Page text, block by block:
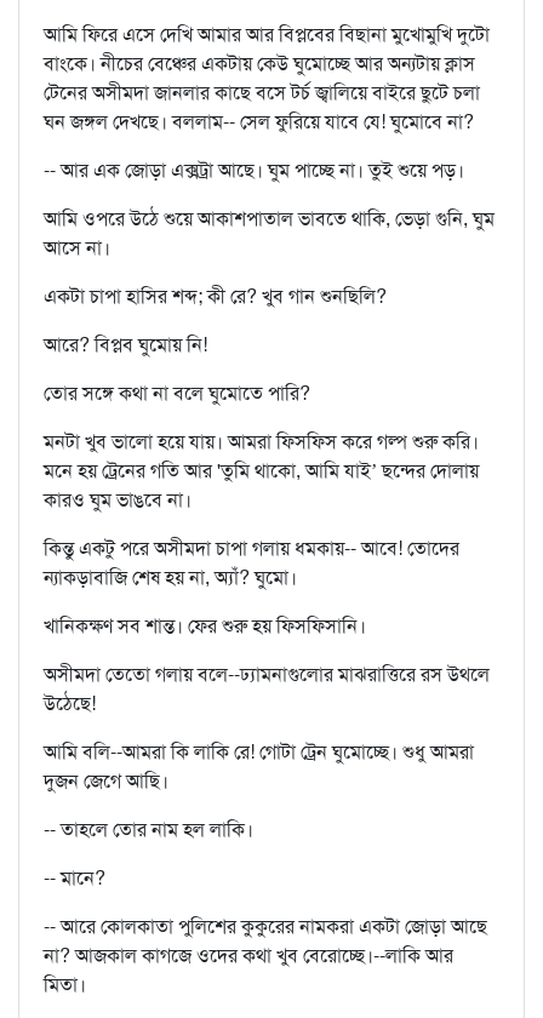
আমি ফিরে এসে দেখি আমার আর বিপ্লবের বিছানা মুখোমুখি দুটো
বাংকে। নীচের বেঞ্চের একটায় কেউ ঘুমোচ্ছে আর অন্যটায় ক্লাস
টেনের অসীমদা জানলার কাছে বসে টর্চ জ্বালিয়ে বাইরে ছুটে চলা
ঘন জঙ্গল দেখছে। বললাম-- সেল ফুরিয়ে যাবে যে! ঘুমোবে না?
-- আর এক জোড়া এক্সট্রা আছে। ঘুম পাচ্ছে না। তুই শুয়ে পড়।
আমি ওপরে উঠে শুয়ে আকাশপাতাল ভাবতে থাকি, ভেড়া গুনি, ঘুম
আসে না।
একটা চাপা হাসির শব্দ; কী রে? খুব গান শুনছিলি?
আরে? বিপ্লব ঘুমোয় নি!
তোর সঙ্গে কথা না বলে ঘুমোতে পারি?
মনটা খুব ভালো হয়ে যায়। আমরা ফিসফিস করে গল্প শুরু করি।
মনে হয় ট্রেনের গতি আর 'তুমি থাকো, আমি যাই’ ছন্দের দোলায়
কারও ঘুম ভাঙবে না।
কিন্তু একটু পরে অসীমদা চাপা গলায় ধমকায়-- আবে! তোদের
ন্যাকড়াবাজি শেষ হয় না, অ্যাঁ? ঘুমো।
খানিকক্ষণ সব শান্ত। ফের শুরু হয় ফিসফিসানি।
অসীমদা তেতো গলায় বলে--ঢ্যামনাগুলোর মাঝরাত্তিরে রস উথলে
উঠেছে!
আমি বলি--আমরা কি লাকি রে! গোটা ট্রেন ঘুমোচ্ছে। শুধু আমরা
দুজন জেগে আছি।
-- তাহলে তোর নাম হল লাকি।
-- মানে?
-- আরে কোলকাতা পুলিশের কুকুরের নামকরা একটা জোড়া আছে
না? আজকাল কাগজে ওদের কথা খুব বেরোচ্ছে।--লাকি আর
মিতা।